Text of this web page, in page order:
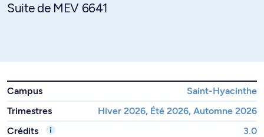
Suite de MEV 6641
Campus
Saint-Hyacinthe
Trimestres
Hiver 2026, Été 2026, Automne 2026
Crédits
3.0